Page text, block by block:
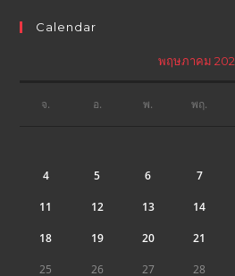
Calendar
พฤษภาคม
จ. อ. พ. พฤ.
4 5 6 7
11 12 13 14
18 19 20 21
25 26 27 28